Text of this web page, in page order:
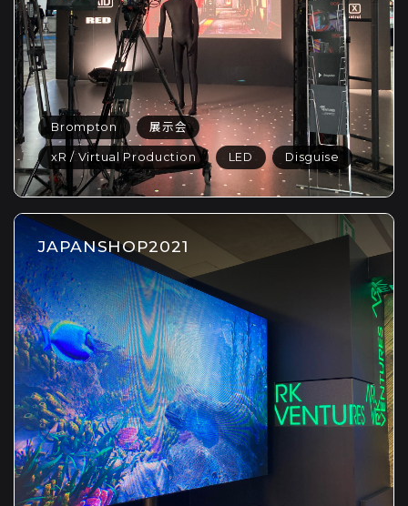
Brompton 展示会
xR / Virtual Production LED Disguise
JAPANSHOP2021